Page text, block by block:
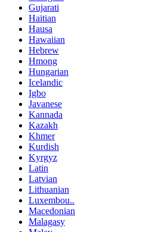
Gujarati
Haitian
Hausa
Hawaiian
Hebrew
Hmong
Hungarian
Icelandic
Igbo
Javanese
Kannada
Kazakh
Khmer
Kurdish
Kyrgyz
Latin
Latvian
Lithuanian
Luxembou..
Macedonian
Malagasy